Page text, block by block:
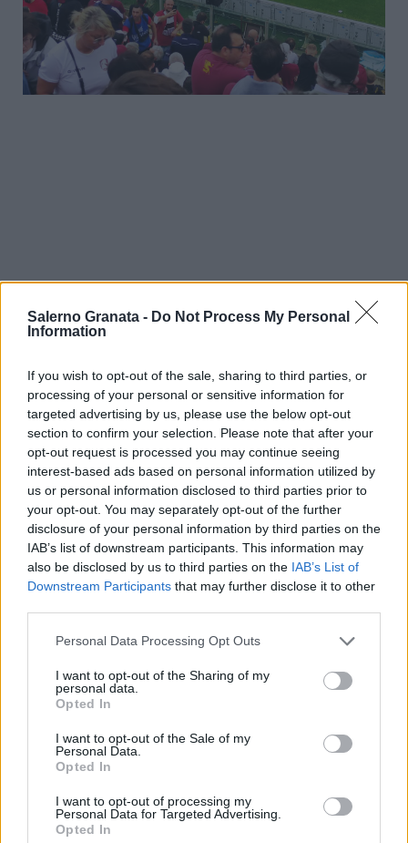
Salerno Granata - Do Not Process My Personal
Information
If you wish to opt-out of the sale, sharing to third parties, or
processing of your personal or sensitive information for
targeted advertising by us, please use the below opt-out
section to confirm your selection. Please note that after your
opt-out request is processed you may continue seeing
interest-based ads based on personal information utilized by
us or personal information disclosed to third parties prior to
your opt-out. You may separately opt-out of the further
disclosure of your personal information by third parties on the
IAB’s list of downstream participants. This information may
also be disclosed by us to third parties on the IAB’s List of
Downstream Participants that may further disclose it to other
Personal Data Processing Opt Outs
I want to opt-out of the Sharing of my
personal data.
Opted In
I want to opt-out of the Sale of my
Personal Data.
Opted In
I want to opt-out of processing my
Personal Data for Targeted Advertising.
Opted In